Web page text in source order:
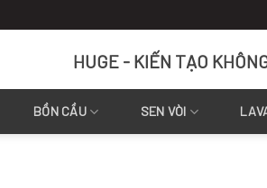
HUGE - KIẾN TẠO
BỒN CẦU SEN VÒI